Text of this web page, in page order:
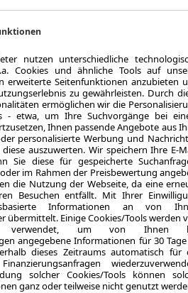
-
5
nutzen unterschiedliche
Cookies und ähnliche Tools auf
erweiterte Seitenfunktionen anzubieten
zu gewährleisten. Durch
ermöglichen wir die
- etwa, um Ihre Suchvorgänge bei
Ihnen passende Angebote aus
personalisierte Werbung und
auszuwerten. Wir speichern Ihre E-
Sie diese für gespeicherte
im Rahmen der Preisbewertung
die Nutzung der Webseite, da eine
Besuchen entfällt. Mit Ihrer
Informationen an von
übermittelt. Einige Cookies/Tools werden
verwendet, um von Ihnen
angegebene Informationen für 30 Tage
dieses Zeitraums automatisch für
solcher Cookies/Tools können
ganz oder teilweise nicht genutzt